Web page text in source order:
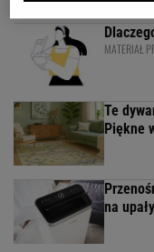
MATERIAŁ
Te
Piękne
na